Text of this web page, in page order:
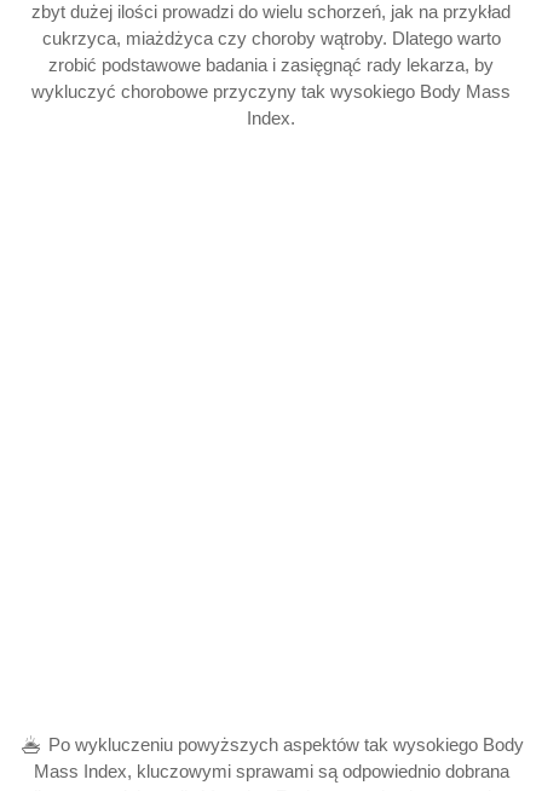
zbyt dużej ilości prowadzi do wielu schorzeń, jak na przykład
cukrzyca, miażdżyca czy choroby wątroby. Dlatego warto
zrobić podstawowe badania i zasięgnąć rady lekarza, by
wykluczyć chorobowe przyczyny tak wysokiego Body Mass
Index.
Po wykluczeniu powyższych aspektów tak wysokiego Body
Mass Index, kluczowymi sprawami są odpowiednio dobrana